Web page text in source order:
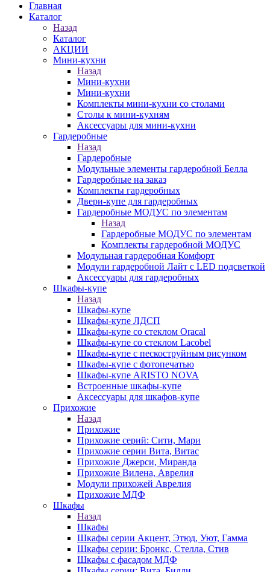
Главная
Каталог
Назад
Каталог
АКЦИИ
Мини-кухни
Назад
Мини-кухни
Мини-кухни
Комплекты мини-кухни со столами
Столы к мини-кухням
Аксессуары для мини-кухни
Гардеробные
Назад
Гардеробные
Модульные элементы гардеробной Белла
Гардеробные на заказ
Комплекты гардеробных
Двери-купе для гардеробных
Гардеробные МОДУС по элементам
Назад
Гардеробные МОДУС по элементам
Комплекты гардеробной МОДУС
Модульная гардеробная Комфорт
Модули гардеробной Лайт с LED подсветкой
Аксессуары для гардеробных
Шкафы-купе
Назад
Шкафы-купе
Шкафы-купе ЛДСП
Шкафы-купе со стеклом Oracal
Шкафы-купе со стеклом Lacobel
Шкафы-купе с пескоструйным рисунком
Шкафы-купе с фотопечатью
Шкафы-купе ARISTO NOVA
Встроенные шкафы-купе
Аксессуары для шкафов-купе
Прихожие
Назад
Прихожие
Прихожие серий: Сити, Мари
Прихожие серии Вита, Витас
Прихожие Джерси, Миранда
Прихожие Вилена, Аврелия
Модули прихожей Аврелия
Прихожие МДФ
Шкафы
Назад
Шкафы
Шкафы серии Акцент, Этюд, Уют, Гамма
Шкафы серии: Бронкс, Стелла, Стив
Шкафы с фасадом МДФ